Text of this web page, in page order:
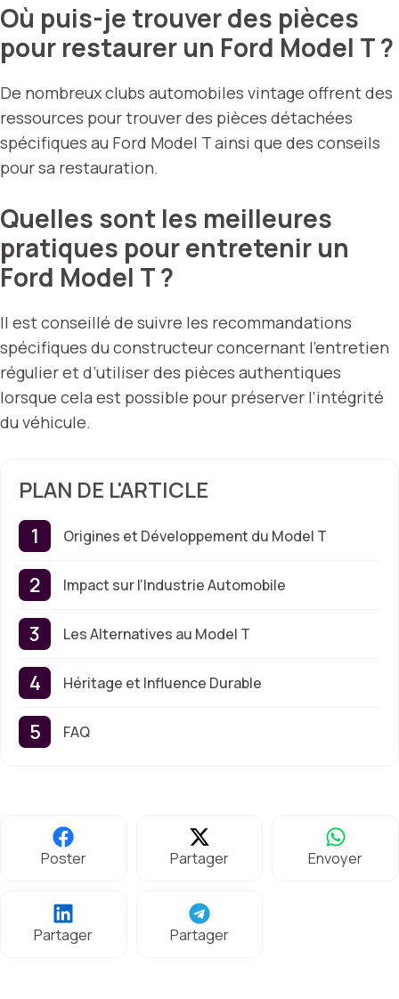
Où puis-je trouver des pièces
pour restaurer un Ford Model T ?
De nombreux clubs automobiles vintage offrent des
ressources pour trouver des pièces détachées
spécifiques au Ford Model T ainsi que des conseils
pour sa restauration.
Quelles sont les meilleures
pratiques pour entretenir un
Ford Model T ?
Il est conseillé de suivre les recommandations
spécifiques du constructeur concernant l’entretien
régulier et d’utiliser des pièces authentiques
lorsque cela est possible pour préserver l’intégrité
du véhicule.
PLAN DE L'ARTICLE
Origines et Développement du Model T
Impact sur l’Industrie Automobile
Les Alternatives au Model T
Héritage et Influence Durable
FAQ
Poster Partager Envoyer
Partager Partager